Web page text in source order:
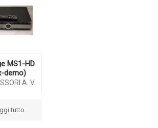
MS1-HD
demo)
A. V.
tutto